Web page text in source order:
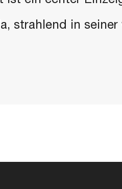
strahlend in